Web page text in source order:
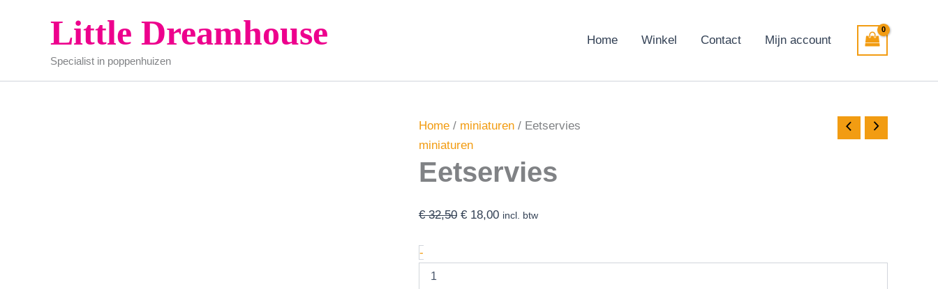
Little Dreamhouse
Specialist in poppenhuizen
Home Winkel Contact Mijn account
Home / miniaturen / Eetservies
miniaturen
Eetservies
€32,50 € 18,00 incl. btw
-